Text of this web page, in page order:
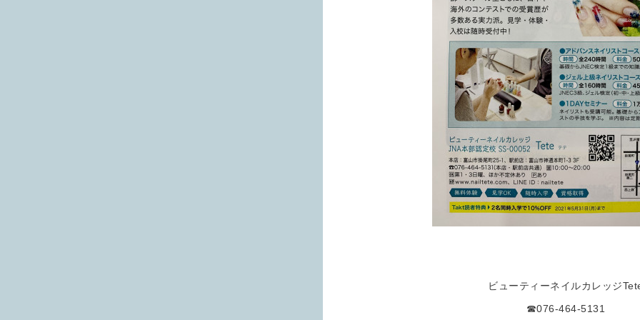
ビューティーネイルカレッジ
☎076-464-5131